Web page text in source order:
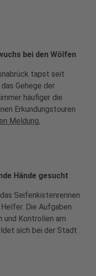
bei den Wölfen
tapst seit
Gehege der
häufiger die
Erkundungstouren
Meldung.
Hände gesucht
Seifenkistenrennen
Die Aufgaben
und Kontrollen am
sich bei der Stadt